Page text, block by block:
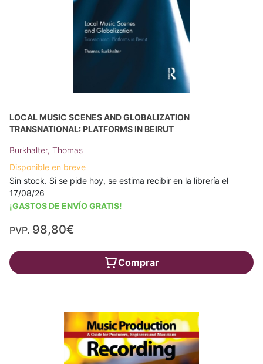
LOCAL MUSIC SCENES AND GLOBALIZATION
TRANSNATIONAL: PLATFORMS IN BEIRUT
Burkhalter, Thomas
Disponible en breve
Sin stock. Si se pide hoy, se estima recibir en la librería el
17/08/26
¡GASTOS DE ENVÍO GRATIS!
PVP. 98,80€
Comprar